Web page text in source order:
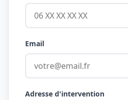
Email
Adresse d'intervention